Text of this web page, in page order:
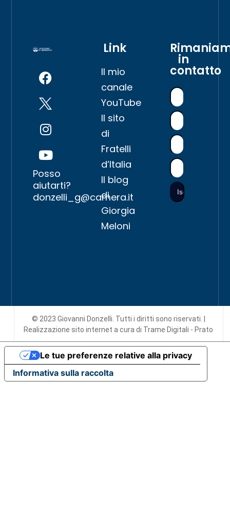
Posso
aiutarti?
donzelli_g@camera.it
Link
Il mio
canale
YouTube
Il sito
di
Fratelli
d’Italia
Il blog
di
Giorgia
Meloni
in
contatto
© 2023 Giovanni Donzelli. Tutti i diritti sono riservati. |
Realizzazione sito interneta cura di Trame Digitali - Prato
Informativa sulla raccolta
Le tue preferenze relative alla privacy